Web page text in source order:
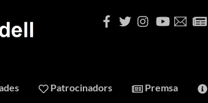
Patrocinadors Premsa